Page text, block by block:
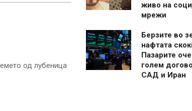
од лубеница
живо на
мрежи
Берзите во
нафтата
Пазарите
голем
САД и Иран